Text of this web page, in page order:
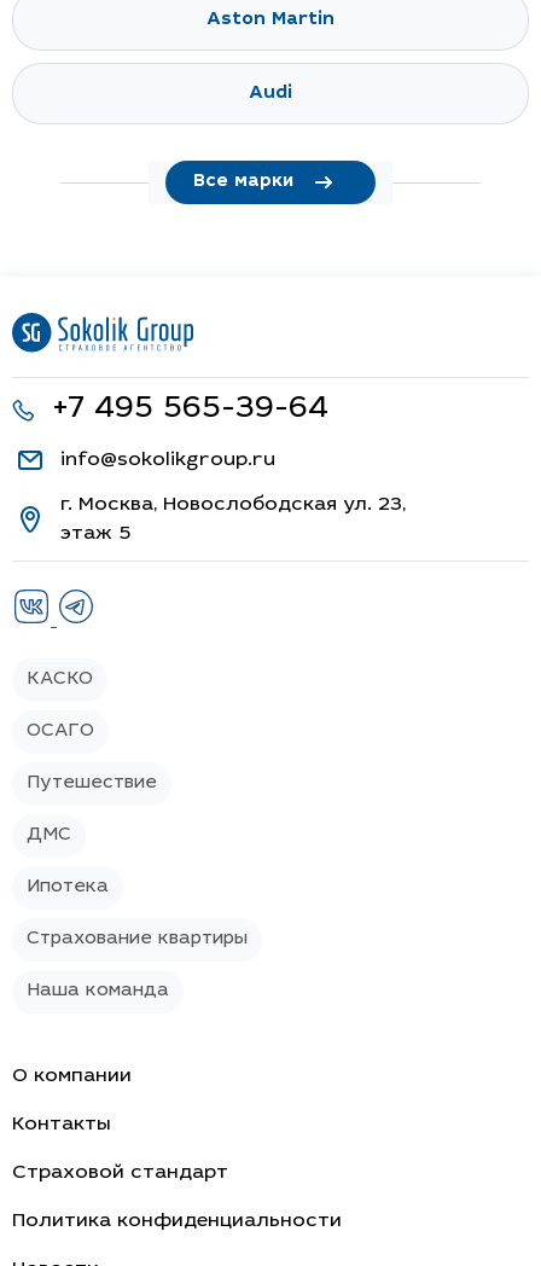
Aston Martin
Audi
Все марки
+7 495 565-39-64
info@sokolikgroup.ru
г. Москва, Новослободская ул. 23,
этаж 5
КАСКО
ОСАГО
Путешествие
ДМС
Ипотека
Страхование квартиры
Наша команда
О компании
Контакты
Страховой стандарт
Политика конфиденциальности